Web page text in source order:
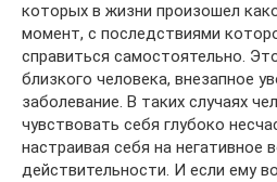
которых в жизни произошел
момент, с последствиями
справиться самостоятельно.
близкого человека, внезапное
заболевание. В таких случаях
чувствовать себя глубоко
настраивая себя на
действительности. И если ему